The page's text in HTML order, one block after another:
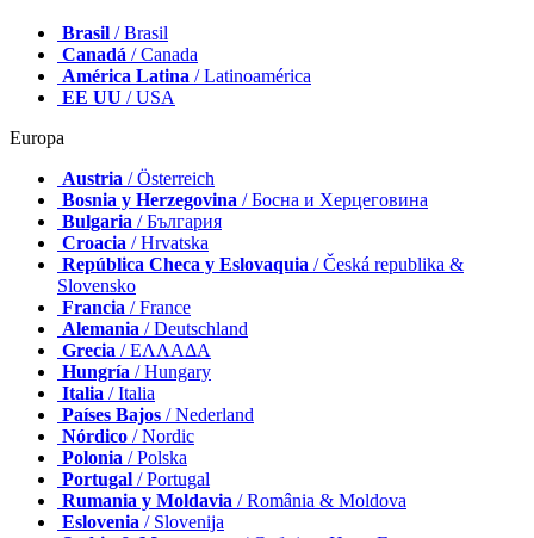
Brasil / Brasil
Canadá / Canada
América Latina / Latinoamérica
EE UU / USA
Europa
Austria / Österreich
Bosnia y Herzegovina / Босна и Херцеговина
Bulgaria / България
Croacia / Hrvatska
República Checa y Eslovaquia / Česká republika &
Slovensko
Francia / France
Alemania / Deutschland
Grecia / ΕΛΛΑΔΑ
Hungría / Hungary
Italia / Italia
Países Bajos / Nederland
Nórdico / Nordic
Polonia / Polska
Portugal / Portugal
Rumania y Moldavia / România & Moldova
Eslovenia / Slovenija